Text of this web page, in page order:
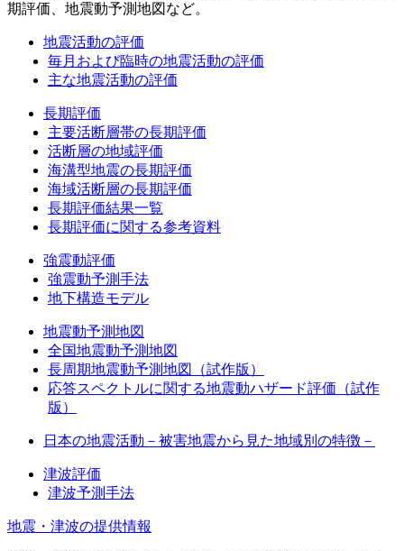
期評価、地震動予測地図など。
地震活動の評価
毎月および臨時の地震活動の評価
主な地震活動の評価
長期評価
主要活断層帯の長期評価
活断層の地域評価
海溝型地震の長期評価
海域活断層の長期評価
長期評価結果一覧
長期評価に関する参考資料
強震動評価
強震動予測手法
地下構造モデル
地震動予測地図
全国地震動予測地図
長周期地震動予測地図（試作版）
応答スペクトルに関する地震動ハザード評価（試作
版）
日本の地震活動－被害地震から見た地域別の特徴－
津波評価
津波予測手法
地震・津波の提供情報